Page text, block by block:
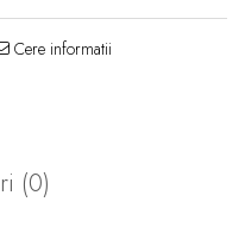
Cere informatii
(0)